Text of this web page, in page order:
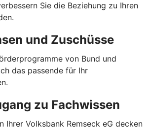
Sie die Beziehung zu Ihren
und Zuschüsse
von Bund und
das passende für Ihr
zu Fachwissen
Ihrer Volksbank Remseck eG decken